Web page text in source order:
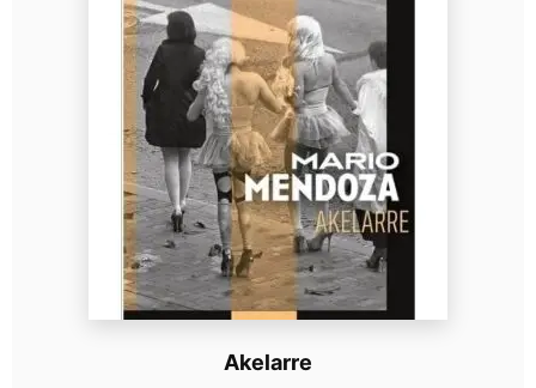
Akelarre